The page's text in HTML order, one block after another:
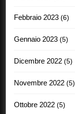
Febbraio 2023 (6)
Gennaio 2023 (5)
Dicembre 2022 (5)
Novembre 2022 (5)
Ottobre 2022 (5)